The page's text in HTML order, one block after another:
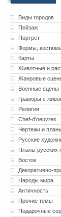
Виды городов
Пейзаж
Портрет
Формы,
Карты
Животные и
Жанровые
Военные сцены
Гравюры с
Религия
Chef-d'oeuvres
Чертежи и
Русские
Планы русских
Восток
Декоративно-
Народы мира
Античность
Прочие темы
Подарочные